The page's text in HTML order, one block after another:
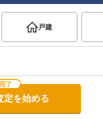
戸建
了
定を始める